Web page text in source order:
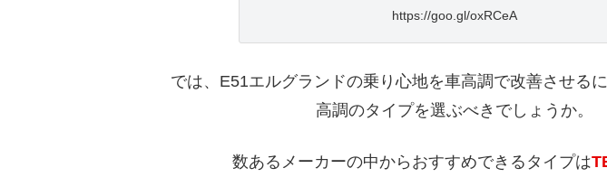
https://goo.gl/oxRCeA
では、E51エルグランドの乗り心地を車高調で改善させる
高調のタイプを選ぶべきでしょうか。
数あるメーカーの中からおすすめできるタイプは